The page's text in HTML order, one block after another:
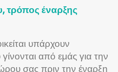
τρόπος έναρξης
υπάρχουν
από εμάς για την
σας πριν την έναρξη